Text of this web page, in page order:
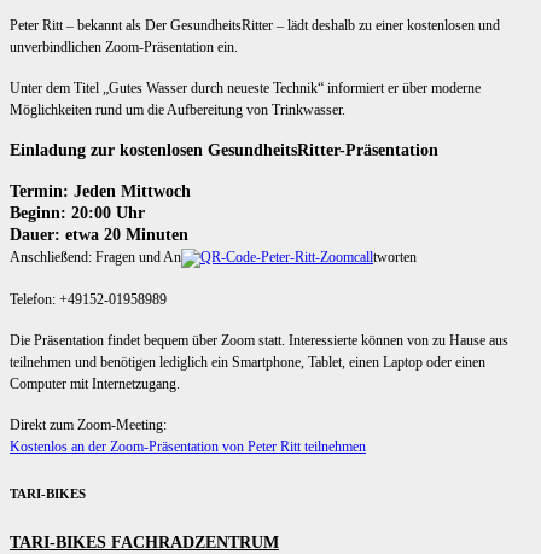
Peter Ritt – bekannt als Der GesundheitsRitter – lädt deshalb zu einer kostenlosen und
unverbindlichen Zoom-Präsentation ein.
Unter dem Titel „Gutes Wasser durch neueste Technik“ informiert er über moderne
Möglichkeiten rund um die Aufbereitung von Trinkwasser.
Einladung zur kostenlosen GesundheitsRitter-Präsentation
Termin: Jeden Mittwoch
Beginn: 20:00 Uhr
Dauer: etwa 20 Minuten
Anschließend: Fragen und An tworten
Telefon: +49152-01958989
Die Präsentation findet bequem über Zoom statt. Interessierte können von zu Hause aus
teilnehmen und benötigen lediglich ein Smartphone, Tablet, einen Laptop oder einen
Computer mit Internetzugang.
Direkt zum Zoom-Meeting:
Kostenlos an der Zoom-Präsentation von Peter Ritt teilnehmen
TARI-BIKES
TARI-BIKES FACHRADZENTRUM